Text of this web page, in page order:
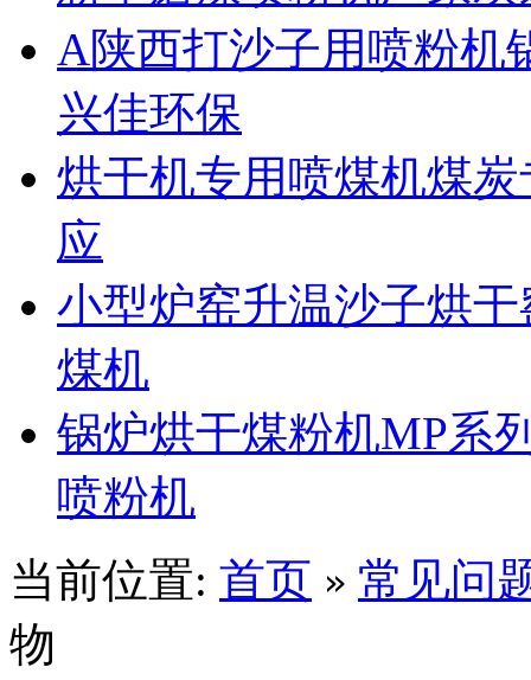
A陕西打沙子用喷粉机
兴佳环保
烘干机专用喷煤机煤
应
小型炉窑升温沙子烘
煤机
锅炉烘干煤粉机MP系
喷粉机
当前位置: 首页 » 常见问
物